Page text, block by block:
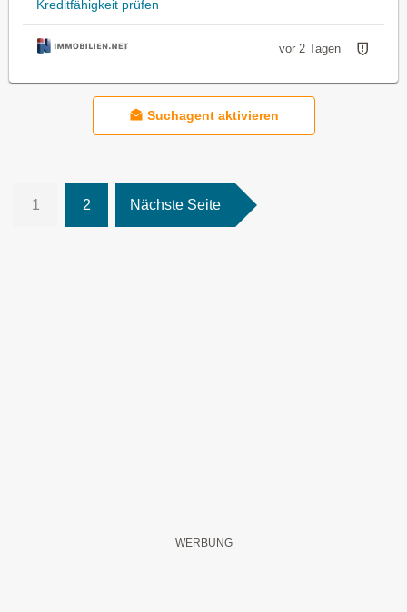
Kreditfähigkeit prüfen
vor 2 Tagen
Suchagent aktivieren
1 2 Nächste Seite